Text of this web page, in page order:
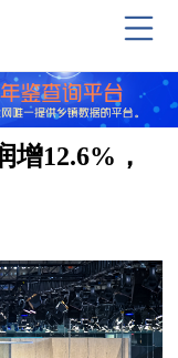
增12.6%，